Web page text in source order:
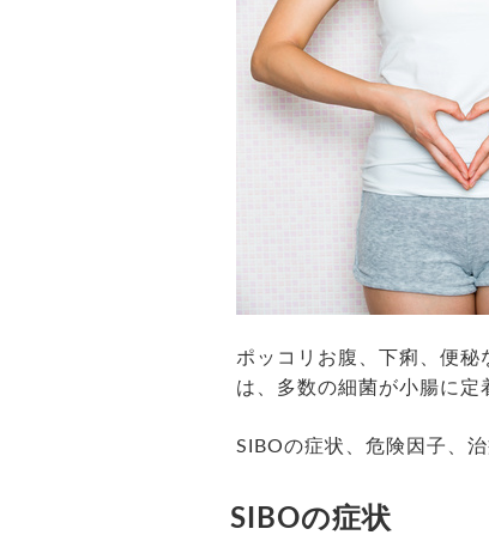
ポッコリお腹、下痢、便
は、多数の細菌が小腸に定
SIBOの症状、危険因子、
SIBOの症状